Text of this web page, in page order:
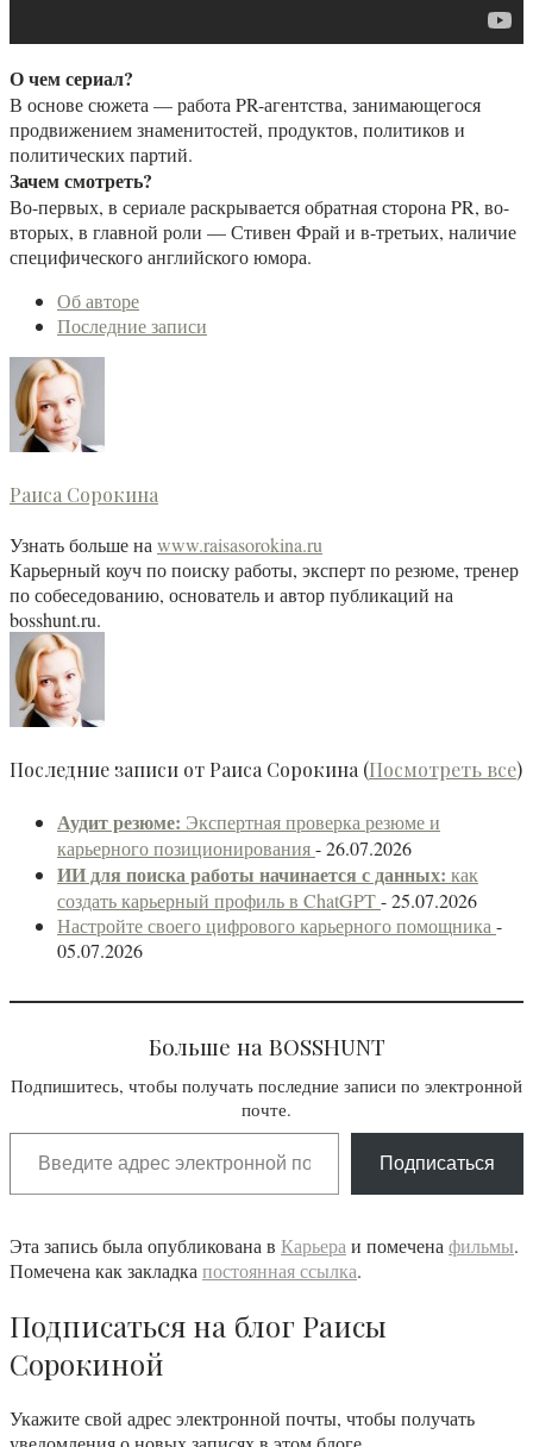
О чем сериал?
В основе сюжета — работа PR-агентства, занимающегося
продвижением знаменитостей, продуктов, политиков и
политических партий.
Зачем смотреть?
Во-первых, в сериале раскрывается обратная сторона PR, во-
вторых, в главной роли — Стивен Фрай и в-третьих, наличие
специфического английского юмора.
Следующие
изменить
содержание
ниже.
Об авторе
Последние записи
Раиса Сорокина
Узнать большена www.raisasorokina.ru
Карьерный коуч по поиску работы, эксперт по резюме, тренер
по собеседованию, основатель и автор публикаций на
bosshunt.ru.
Последние записи от Раиса Сорокина(Посмотреть все)
Аудит резюме: Экспертная проверка резюме и
карьерного позиционирования- 26.07.2026
ИИдля поиска работы начинается с данных: как
создать карьерный профиль в ChatGPT- 25.07.2026
Настройте своего цифрового карьерного помощника -
05.07.2026
Больше на BOSSHUNT
Подпишитесь, чтобы получать последние записи по электронной
почте.
Введите адрес электронной почты…
Подписаться
Эта запись была опубликована в Карьера и помечена фильмы.
Помечена как закладка постоянная ссылка.
Подписаться на блог Раисы
Сорокиной
Укажите свой адрес электронной почты, чтобы получать